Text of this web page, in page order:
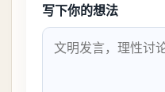
写下你的想法